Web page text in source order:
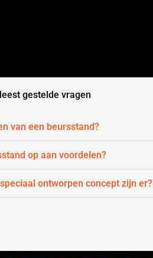
gestelde vragen
van een beursstand?
op aan voordelen?
ontworpen concept zijn er?